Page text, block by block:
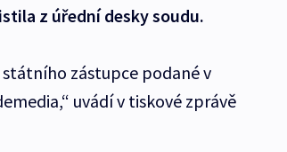
z úřední desky soudu.
zástupce podané v
uvádí v tiskové zprávě